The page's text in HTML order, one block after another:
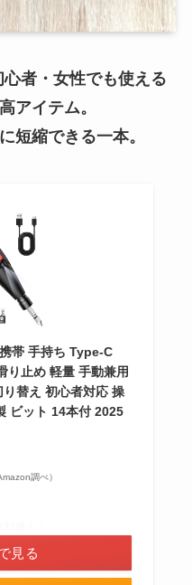
者・女性でも使える
アイテム。
短縮できる一本。
帯 手持ち Type-C
り止め 軽量 手動兼用
替え 初心者対応 操
ビット 14本付 2025
調べ）
見る